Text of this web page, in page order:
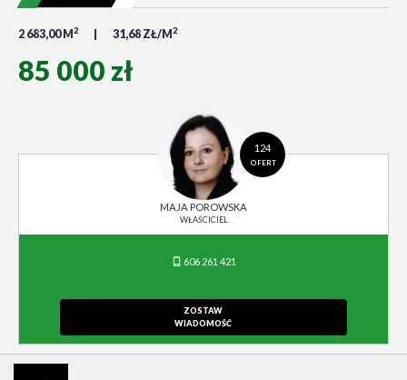
2 683,00 M 2 31,68 ZŁ/M 2
85 000 zł
124
OFERT
MAJA POROWSKA
WŁAŚCICIEL
606 261 421
ZOSTAW
WIADOMOŚĆ